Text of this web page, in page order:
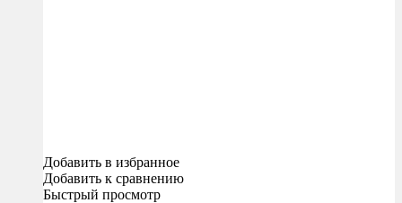
Добавить в избранное
Добавить к сравнению
Быстрый просмотр